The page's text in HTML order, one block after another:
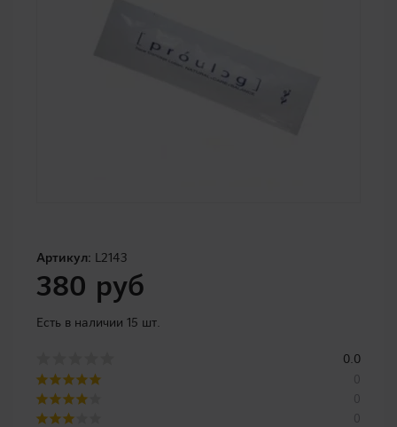
Артикул: L2143
380 руб
Есть в наличии 15 шт.
0.0
0
0
0